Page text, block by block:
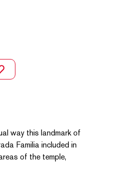
way this landmark of
Familia included in
of the temple,